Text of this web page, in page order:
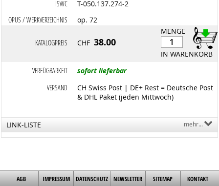
ISWC
T-050.137.274-2
OPUS / WERKVERZEICHNIS
op. 72
MENGE
IN WARENKORB
KATALOGPREIS CHF38.00
VERFÜGBARKEIT
sofort lieferbar
VERSAND
CH Swiss Post | DE+ Rest = Deutsche Post
& DHL Paket (jeden Mittwoch)
LINK-LISTE mehr...
AGB IMPRESSUM DATENSCHUTZ NEWSLETTER SITEMAP KONTAKT